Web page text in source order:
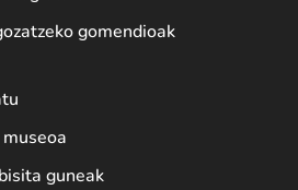
gomendioak
guneak